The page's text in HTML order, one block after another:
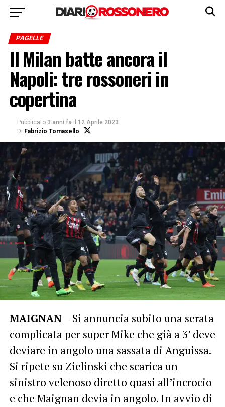
PAGELLE
Il Milan batte ancora il
Napoli: tre rossoneri in
copertina
Pubblicato 3 anni fa il 12 Aprile 2023
Di Fabrizio Tomasello
MAIGNAN– Si annuncia subito una serata
complicata per super Mike che già a 3’ deve
deviare in angolo una sassata di Anguissa.
Si ripete su Zielinski che scarica un
sinistro velenoso diretto quasi all’incrocio
e che Maignan devia in angolo. In avvio di